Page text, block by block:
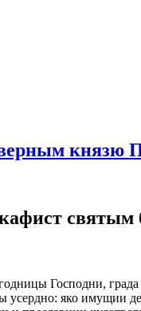
князю
святым
Господни,
яко имущии